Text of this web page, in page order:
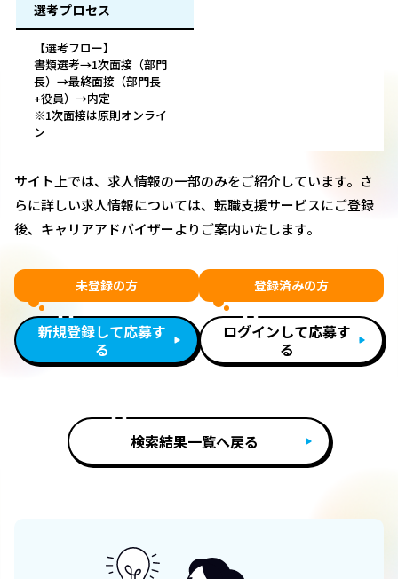
選考プロセス
【選考フロー】
書類選考→1次面接（部門
長）→最終面接（部門長
+役員）→内定
※1次面接は原則オンライ
ン
サイト上では、求人情報の一部のみをご紹介しています。さ
らに詳しい求人情報については、転職支援サービスにご登録
後、キャリアアドバイザーよりご案内いたします。
未登録の方
新規登録して応募す
る
登録済みの方
ログインして応募す
る
検索結果一覧へ戻る